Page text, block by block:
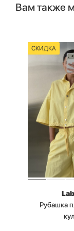
Вам также
СКИДКА
Рубашка